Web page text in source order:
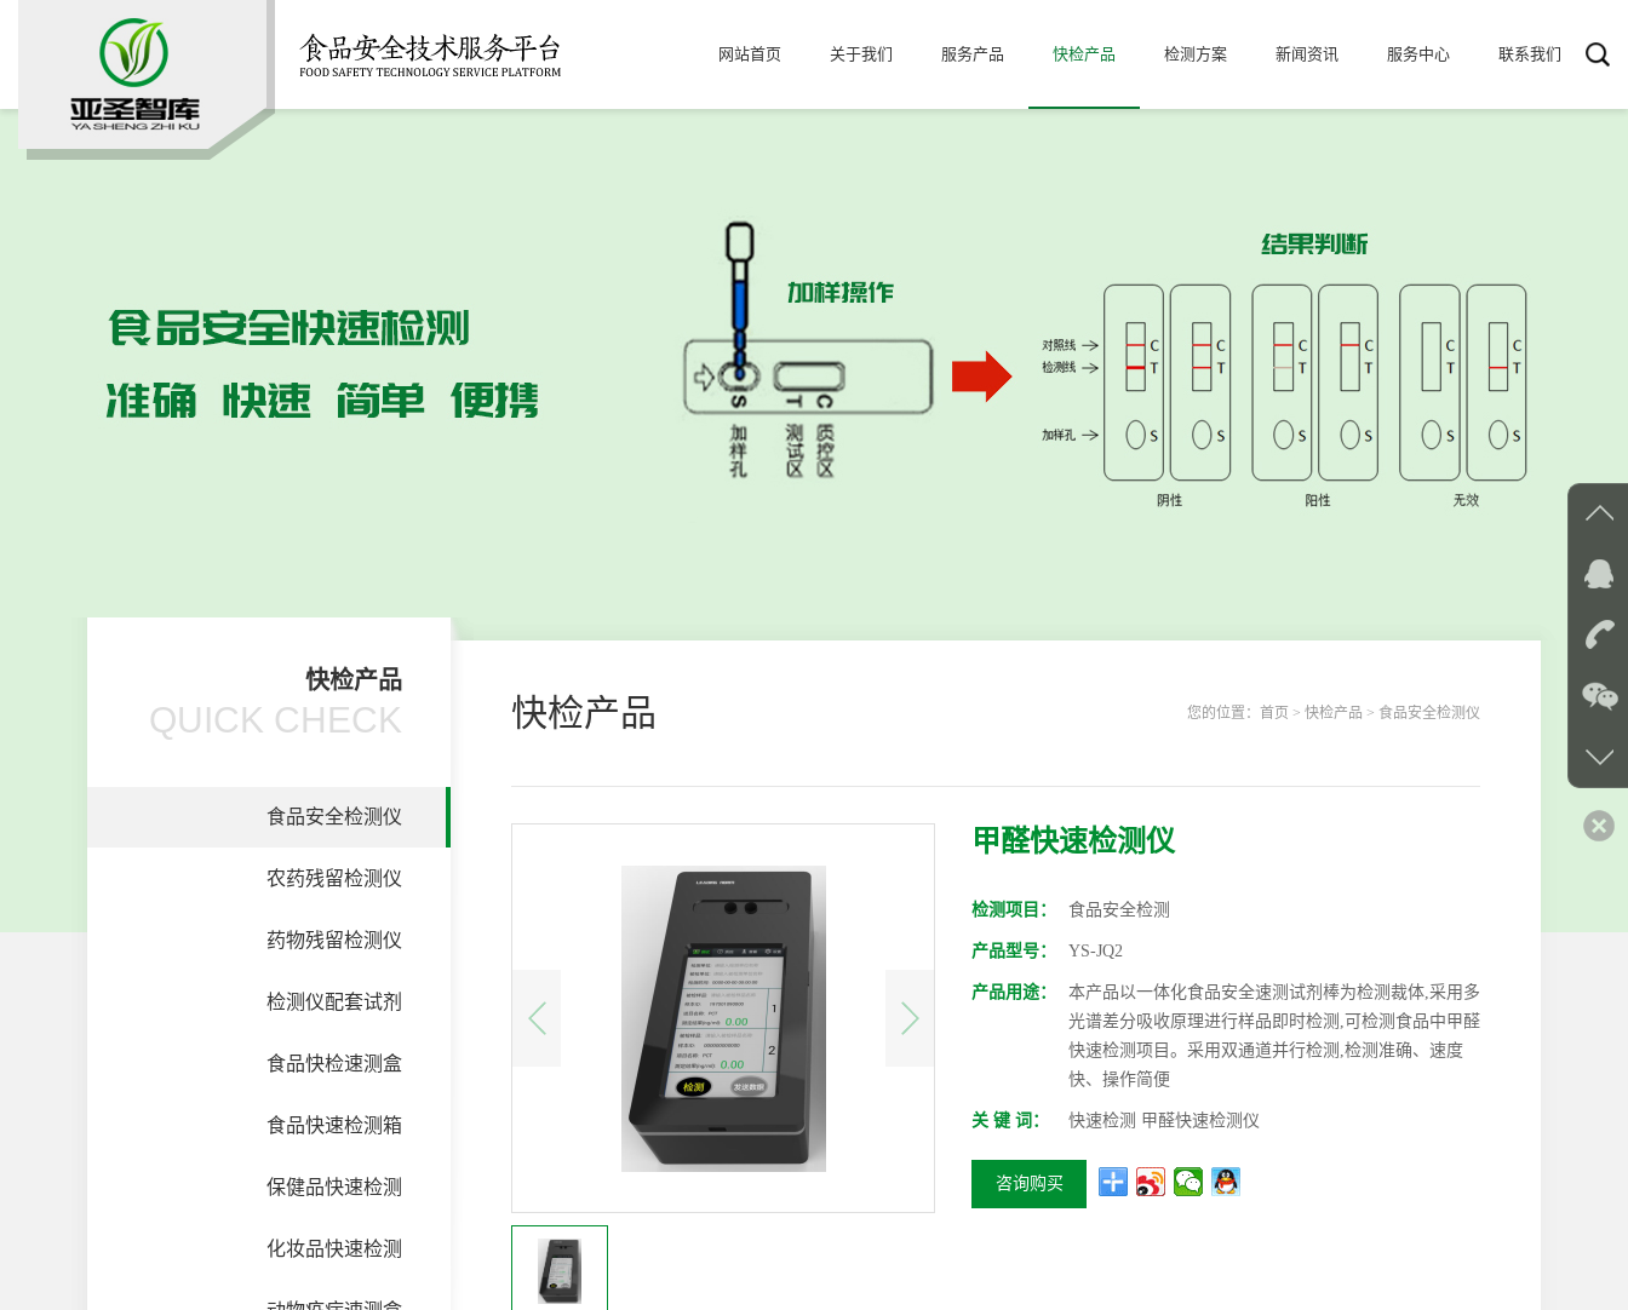
网站首页 关于我们 服务产品 快检产品 检测方案 新闻资讯 服务中心 联系我们
快检产品
QUICK CHECK
食品安全检测仪
农药残留检测仪
药物残留检测仪
检测仪配套试剂
食品快检速测盒
食品快速检测箱
保健品快速检测
化妆品快速检测
快检产品 您的位置： 首页 > 快检产品 > 食品安全检测仪
甲醛快速检测仪
检测项目： 食品安全检测
产品型号： YS-JQ2
产品用途：
本产品以一体化食品安全速测试剂棒为检测裁体,采用多
光谱差分吸收原理进行样品即时检测,可检测食品中甲醛
快速检测项目。采用双通道并行检测,检测准确、速度
快、操作简便
关 键 词： 快速检测 甲醛快速检测仪
咨询购买